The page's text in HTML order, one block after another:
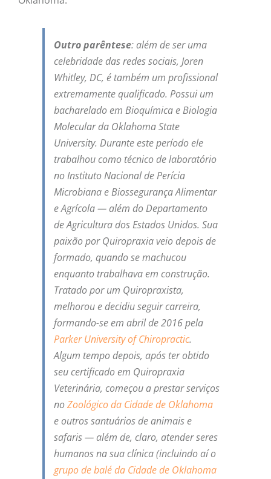
Outro parêntese: além de ser uma
celebridade das redes sociais, Joren
Whitley, DC, é também um profissional
extremamente qualificado. Possui um
bacharelado em Bioquímica e Biologia
Molecular da Oklahoma State
University. Durante este período ele
trabalhou como técnico de laboratório
no Instituto Nacional de Perícia
Microbiana e Biossegurança Alimentar
e Agrícola — além do Departamento
de Agricultura dos Estados Unidos. Sua
paixão por Quiropraxia veio depois de
formado, quando se machucou
enquanto trabalhava em construção.
Tratado por um Quiropraxista,
melhorou e decidiu seguir carreira,
formando-se em abril de 2016 pela
Parker University of Chiropractic.
Algum tempo depois, após ter obtido
seu certificado em Quiropraxia
Veterinária, começou a prestar serviços
noZoológico da Cidade de Oklahoma
e outros santuários de animais e
safaris — além de, claro, atender seres
humanos na sua clínica (incluindo aí o
grupo de balé da Cidade de Oklahoma